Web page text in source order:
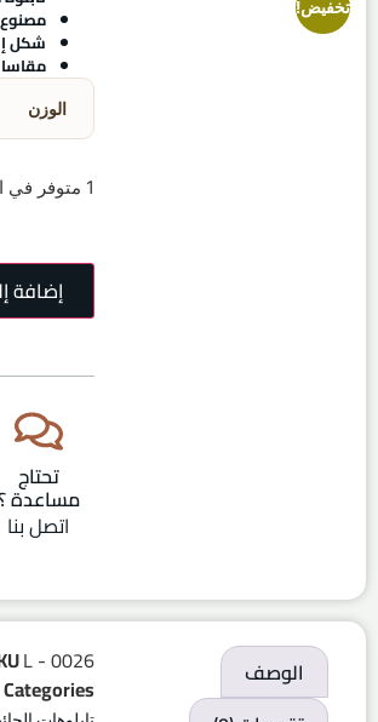
تخفيض!
شكل
مقاسات 25 *
الوزن
1 متوفر في المخزون
إضافة
تحتاج
مساعدة
اتصل بنا
الوصف
L - 0026
Categories